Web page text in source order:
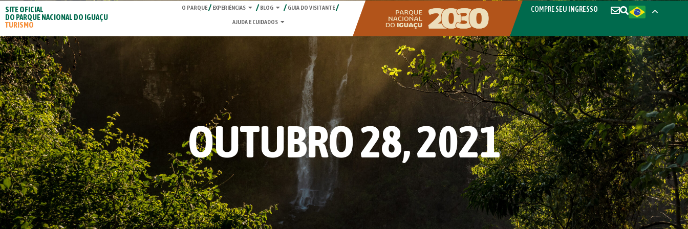
SITE OFICIAL
DO PARQUE NACIONAL DO IGUAÇU
TURISMO
O PARQUE EXPERIÊNCIAS BLOG
GUIA DO VISITANTE
AJUDA E CUIDADOS
COMPRESEU INGRESSO
OUTUBRO 28, 2021